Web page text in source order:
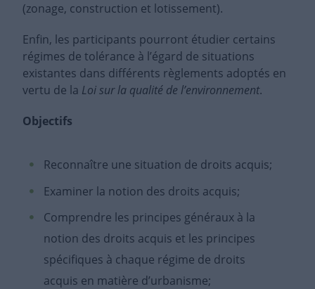
(zonage, construction et lotissement).
Enfin, les participants pourront étudier certains
régimes de tolérance à l’égard de situations
existantes dans différents règlements adoptés en
vertu de la Loi sur la qualité de l’environnement.
Objectifs
Reconnaître une situation de droits acquis;
Examiner la notion des droits acquis;
Comprendre les principes généraux à la
notion des droits acquis et les principes
spécifiques à chaque régime de droits
acquis en matière d’urbanisme;